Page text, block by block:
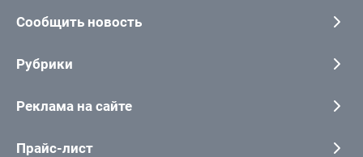
Сообщить новость
Рубрики
Реклама на сайте
Прайс-лист